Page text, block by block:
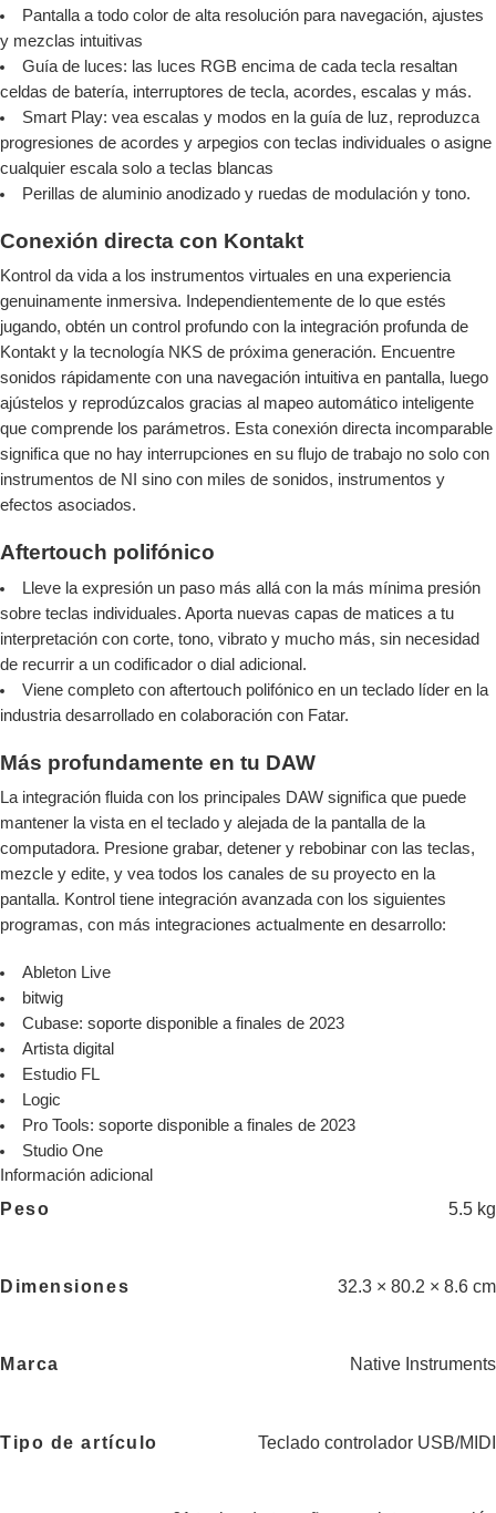
Pantalla a todo color de alta resolución para navegación, ajustes
y mezclas intuitivas
Guía de luces: las luces RGB encima de cada tecla resaltan
celdas de batería, interruptores de tecla, acordes, escalas y más.
Smart Play: vea escalas y modos en la guía de luz, reproduzca
progresiones de acordes y arpegios con teclas individuales o asigne
cualquier escala solo a teclas blancas
Perillas de aluminio anodizado y ruedas de modulación y tono.
Conexión directa con Kontakt
Kontrol da vida a los instrumentos virtuales en una experiencia
genuinamente inmersiva. Independientemente de lo que estés
jugando, obtén un control profundo con la integración profunda de
Kontakt y la tecnología NKS de próxima generación. Encuentre
sonidos rápidamente con una navegación intuitiva en pantalla, luego
ajústelos y reprodúzcalos gracias al mapeo automático inteligente
que comprende los parámetros. Esta conexión directa incomparable
significa que no hay interrupciones en su flujo de trabajo no solo con
instrumentos de NI sino con miles de sonidos, instrumentos y
efectos asociados.
Aftertouch polifónico
Lleve la expresión un paso más allá con la más mínima presión
sobre teclas individuales. Aporta nuevas capas de matices a tu
interpretación con corte, tono, vibrato y mucho más, sin necesidad
de recurrir a un codificador o dial adicional.
Viene completo con aftertouch polifónico en un teclado líder en la
industria desarrollado en colaboración con Fatar.
Más profundamente en tu DAW
La integración fluida con los principales DAW significa que puede
mantener la vista en el teclado y alejada de la pantalla de la
computadora. Presione grabar, detener y rebobinar con las teclas,
mezcle y edite, y vea todos los canales de su proyecto en la
pantalla. Kontrol tiene integración avanzada con los siguientes
programas, con más integraciones actualmente en desarrollo:
Ableton Live
bitwig
Cubase: soporte disponible a finales de 2023
Artista digital
Estudio FL
Logic
Pro Tools: soporte disponible a finales de 2023
Studio One
Información adicional
Peso 5.5 kg
Dimensiones 32.3 × 80.2 × 8.6 cm
Marca Native Instruments
Tipo de artículo Teclado controlador USB/MIDI